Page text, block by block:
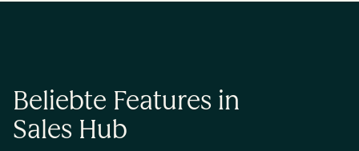
Beliebte Features in
Sales Hub